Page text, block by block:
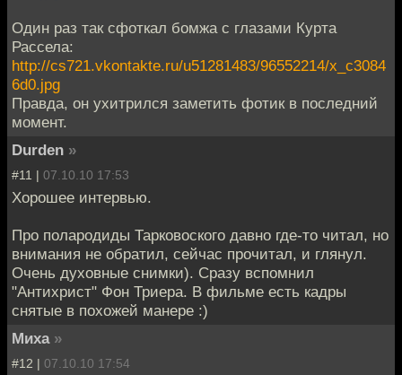
Один раз так сфоткал бомжа с глазами Курта
Рассела:
http://cs721.vkontakte.ru/u51281483/96552214/x_c3084
6d0.jpg
Правда, он ухитрился заметить фотик в последний
момент.
Durden »
#11 | 07.10.10 17:53
Хорошее интервью.
Про полародиды Тарковоского давно где-то читал, но
внимания не обратил, сейчас прочитал, и глянул.
Очень духовные снимки). Сразу вспомнил
"Антихрист" Фон Триера. В фильме есть кадры
снятые в похожей манере :)
Миха »
#12 | 07.10.10 17:54